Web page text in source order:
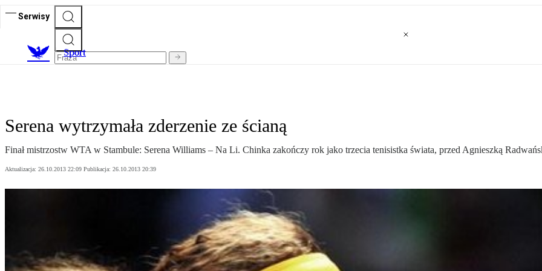
Serwisy
Sport
Serena wytrzymała zderzenie ze ścianą
Finał mistrzostw WTA w Stambule: Serena Williams – Na Li. Chinka zakończy rok jako trzecia tenisistka świata, przed Agnieszką
Aktualizacja: 26.10.2013 22:09 Publikacja: 26.10.2013 20:39